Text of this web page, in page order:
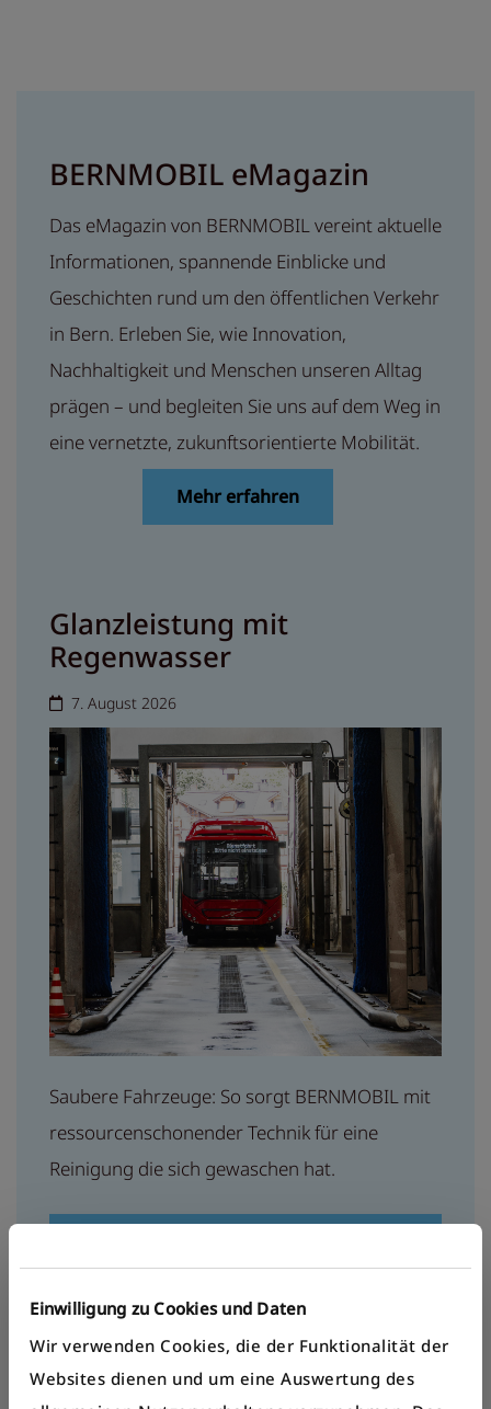
Einwilligung zu Cookies und Daten
Wir verwenden Cookies, die der Funktionalität der
Websites dienen und um eine Auswertung des
BERNMOBIL eMagazin
Das eMagazin von BERNMOBIL vereint aktuelle
Informationen, spannende Einblicke und
Geschichten rund um den öffentlichen Verkehr
in Bern. Erleben Sie, wie Innovation,
Nachhaltigkeit und Menschen unseren Alltag
prägen – und begleiten Sie uns auf dem Weg in
eine vernetzte, zukunftsorientierte Mobilität.
Mehr erfahren
Glanzleistung mit
Regenwasser
7. August 2026
Saubere Fahrzeuge: So sorgt BERNMOBIL mit
ressourcenschonender Technik für eine
Reinigung die sich gewaschen hat.
Logenplatz: Farbenblind vor
der Ampel